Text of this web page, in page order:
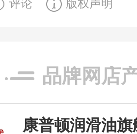
评论 版权声明
品牌网店
康普顿润滑油旗